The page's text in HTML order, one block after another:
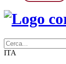
ITA